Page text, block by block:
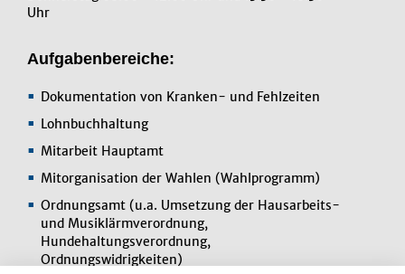
Uhr
Aufgabenbereiche:
Dokumentation von Kranken- und Fehlzeiten
Lohnbuchhaltung
Mitarbeit Hauptamt
Mitorganisation der Wahlen (Wahlprogramm)
Ordnungsamt (u.a. Umsetzung der Hausarbeits-
und Musiklärmverordnung,
Hundehaltungsverordnung,
Ordnungswidrigkeiten)